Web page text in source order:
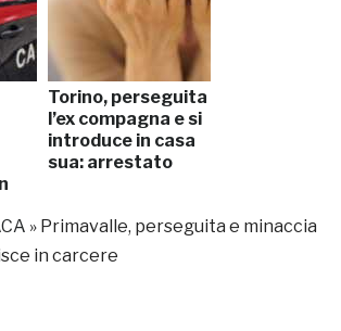
Torino, perseguita
l’ex compagna e si
introduce in casa
sua: arrestato
» Primavalle, perseguita e minaccia
in carcere